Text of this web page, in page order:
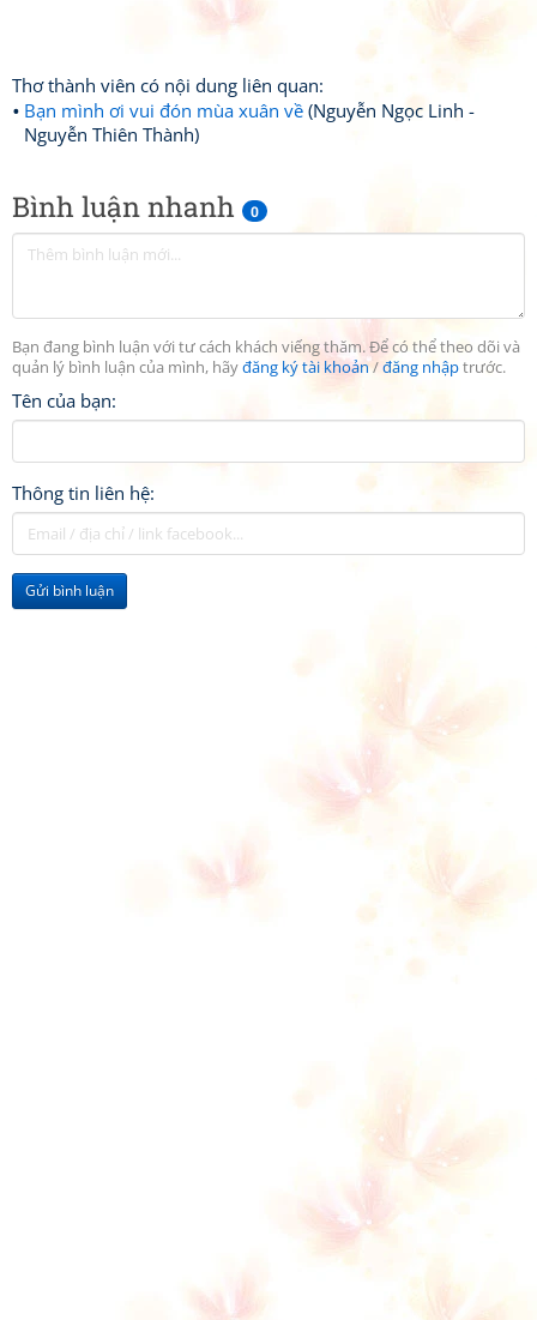
Bình luận nhanh 0
Bạn đang bình luận với tư cách khách viếng thăm. Để có thể theo dõi và
quản lý bình luận của mình, hãyđăng ký tài khoản/đăng nhậptrước.
Tên của bạn:
Thông tin liên hệ:
Gửi bình luận
Thơ thành viên có nội dung liên quan:
Bạn mình ơi vui đón mùa xuân về (Nguyễn Ngọc Linh -
Nguyễn Thiên Thành)